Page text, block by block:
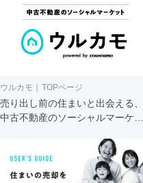
ウルカモ｜TOPページ
売り出し前の住まいと出会える、
中古不動産のソーシャルマーケッ